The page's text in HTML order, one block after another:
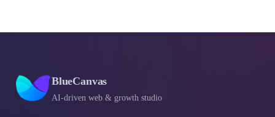
BlueCanvas
AI-driven web & growth studio